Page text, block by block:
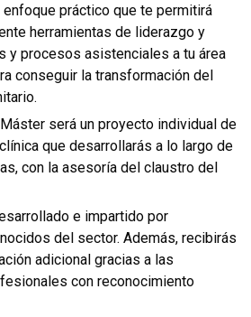
enfoque práctico que te permitirá
herramientas de liderazgo y
y procesos asistenciales a tu área
conseguir la transformación del
será un proyecto individual de
que desarrollarás a lo largo de
con la asesoría del claustro del
e impartido por
del sector. Además, recibirás
adicional gracias a las
con reconocimiento